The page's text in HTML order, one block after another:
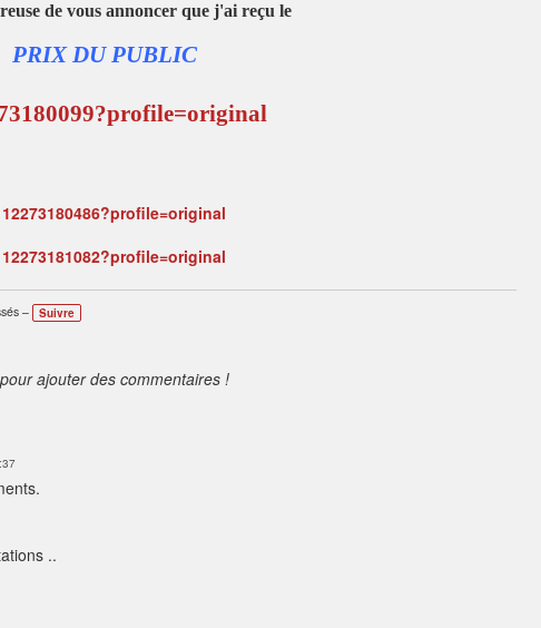
de vous annoncer que j'ai reçu le
PRIX DU PUBLIC
– Suivre
ajouter des commentaires !
..